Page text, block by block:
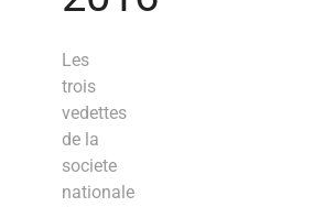
Les
trois
vedettes
de la
societe
nationale